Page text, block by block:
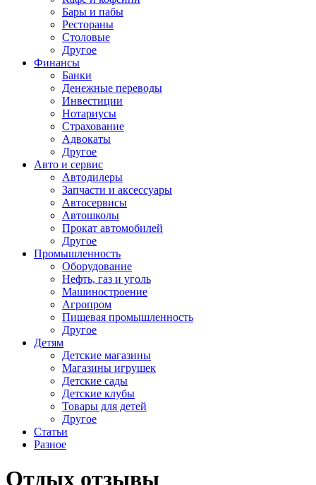
Бары и пабы
Рестораны
Столовые
Другое
Финансы
Банки
Денежные переводы
Инвестиции
Нотариусы
Страхование
Адвокаты
Другое
Авто и сервис
Автодилеры
Запчасти и аксессуары
Автосервисы
Автошколы
Прокат автомобилей
Другое
Промышленность
Оборудование
Нефть, газ и уголь
Машиностроение
Агропром
Пищевая промышленность
Другое
Детям
Детские магазины
Магазины игрушек
Детские сады
Детские клубы
Товары для детей
Другое
Статьи
Разное
Отдых отзывы